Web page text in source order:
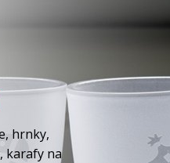
hrnky,
karafy na